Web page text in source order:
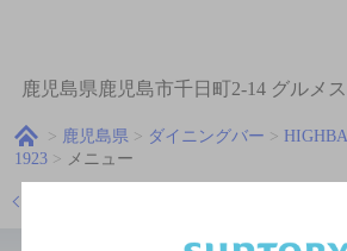
鹿児島県鹿児島市千日町2-14 グルメ
鹿児島県 ダイニングバー
1923
メニュー